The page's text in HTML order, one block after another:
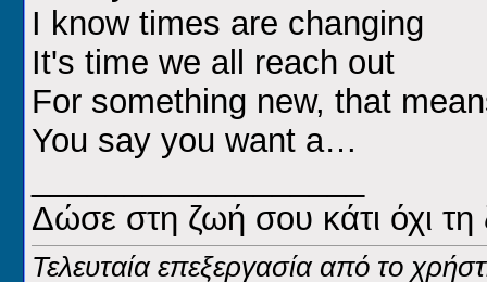
I know times are changing
It's time we all reach out
For something new, that
You say you want a…
Δώσε στη ζωή σου κάτι όχι τη
Τελευταία επεξεργασία από το